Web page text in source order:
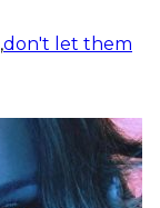
,don't let them